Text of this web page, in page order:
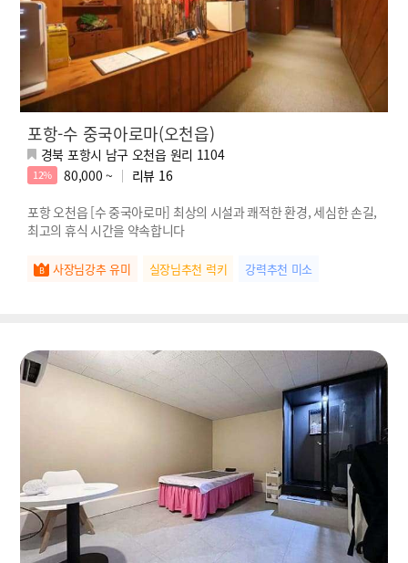
포항-수 중국아로마(오천읍)
경북 포항시 남구 오천읍 원리 1104
12% 80,000 ~ 리뷰 16
포항 오천읍 [수 중국아로마] 최상의 시설과 쾌적한 환경, 세심한 손길,
최고의 휴식 시간을 약속합니다
사장님강추 유미 실장님추천 럭키 강력추천 미소